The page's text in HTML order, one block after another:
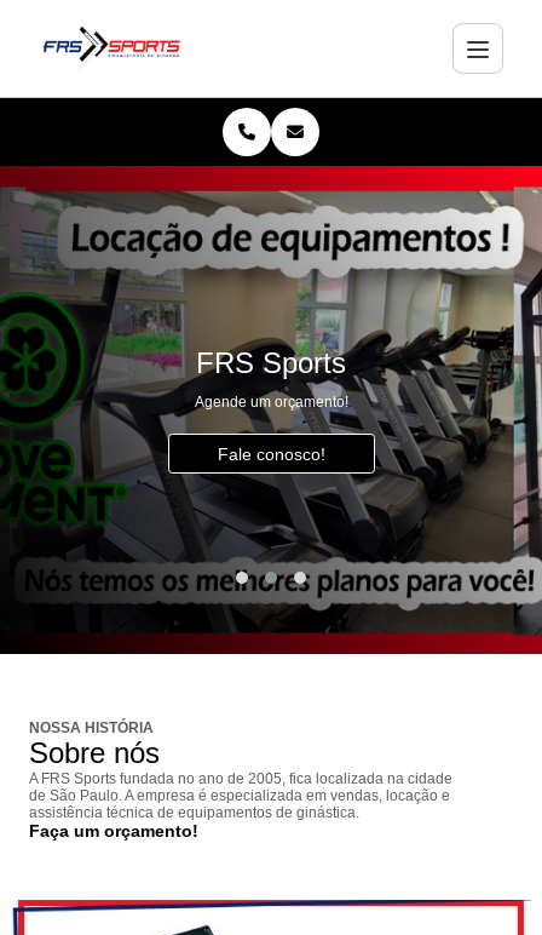
FRS Sports
Agende um orçamento!
Fale conosco!
NOSSA HISTÓRIA
Sobre nós
A FRS Sports fundada no ano de 2005, fica localizada na cidade
de São Paulo. A empresa é especializada em vendas, locação e
assistência técnica de equipamentos de ginástica.
Faça um orçamento!